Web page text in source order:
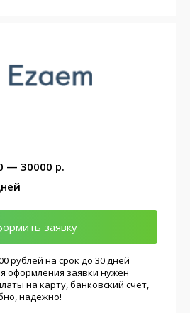
— 30000 р.
заявку
рублей на срок до 30 дней
оформления заявки нужен
на карту, банковский счет,
надежно!